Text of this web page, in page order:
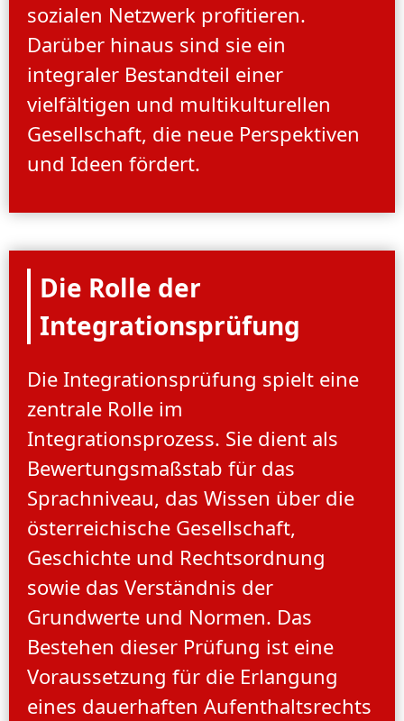
sozialen Netzwerk profitieren.
Darüber hinaus sind sie ein
integraler Bestandteil einer
vielfältigen und multikulturellen
Gesellschaft, die neue Perspektiven
und Ideen fördert.
Die Rolle der
Integrationsprüfung
Die Integrationsprüfung spielt eine
zentrale Rolle im
Integrationsprozess. Sie dient als
Bewertungsmaßstab für das
Sprachniveau, das Wissen über die
österreichische Gesellschaft,
Geschichte und Rechtsordnung
sowie das Verständnis der
Grundwerte und Normen. Das
Bestehen dieser Prüfung ist eine
Voraussetzung für die Erlangung
eines dauerhaften Aufenthaltsrechts